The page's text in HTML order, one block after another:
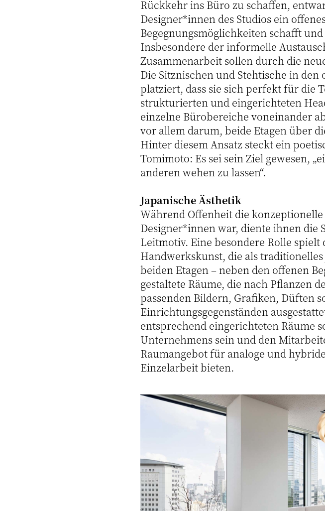
Rückkehr ins Büro zu schaffen,
Designer*innen des Studios ein
Begegnungsmöglichkeiten schafft
Insbesondere der informelle
Zusammenarbeit sollen durch die
Die Sitznischen und Stehtische in
platziert, dass sie sich perfekt für die
strukturierten und eingerichteten
einzelne Bürobereiche voneinander
vor allem darum, beide Etagen über
Hinter diesem Ansatz steckt ein
Tomimoto: Es sei sein Ziel gewesen,
anderen wehen zu lassen“.
Japanische Ästhetik
Während Offenheit die
Designer*innen war, diente ihnen die
Leitmotiv. Eine besondere Rolle
Handwerkskunst, die als
beiden Etagen – neben den offenen
gestaltete Räume, die nach Pflanzen
passenden Bildern, Grafiken, Düften
Einrichtungsgegenständen
entsprechend eingerichteten Räume
Unternehmens sein und den
Raumangebot für analoge und
Einzelarbeit bieten.